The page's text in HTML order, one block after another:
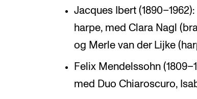
Jacques Ibert
harpe, med Clara Nagl
og Merle van der Lijke
Felix Mendelssohn
med Duo Chiaroscuro,